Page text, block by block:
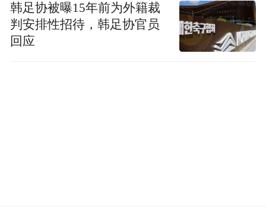
韩足协被曝15年前为外籍裁
判安排性招待，韩足协官员
回应